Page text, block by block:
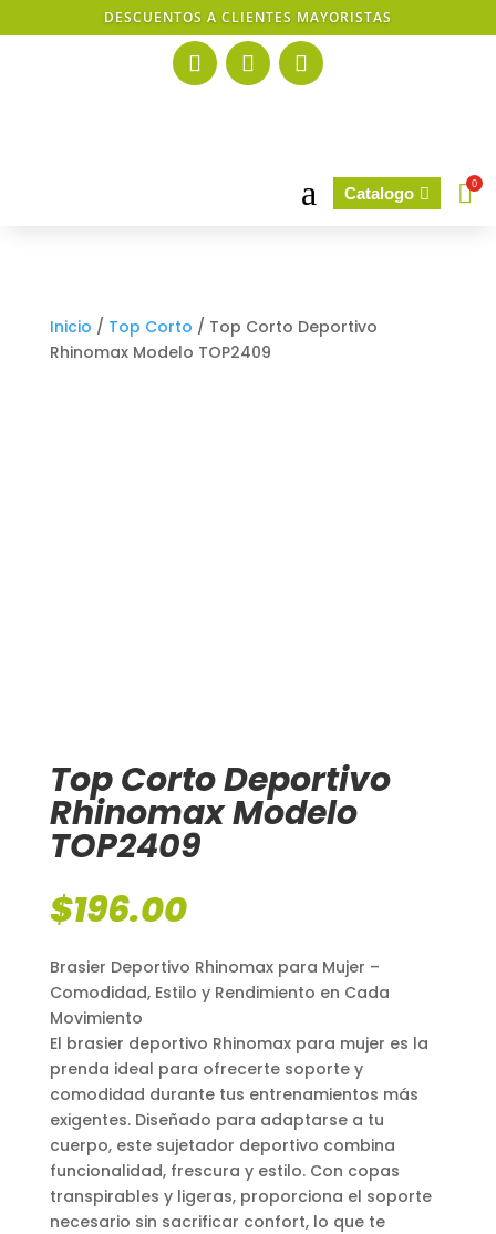
DESCUENTOS A CLIENTES MAYORISTAS
a Catalogo  0
Inicio / Top Corto / Top Corto Deportivo
Rhinomax Modelo TOP2409
Top Corto Deportivo
Rhinomax Modelo
TOP2409
$196.00
Brasier Deportivo Rhinomax para Mujer –
Comodidad, Estilo y Rendimiento en Cada
Movimiento
El brasier deportivo Rhinomax para mujer es la
prenda ideal para ofrecerte soporte y
comodidad durante tus entrenamientos más
exigentes. Diseñado para adaptarse a tu
cuerpo, este sujetador deportivo combina
funcionalidad, frescura y estilo. Con copas
transpirables y ligeras, proporciona el soporte
necesario sin sacrificar confort, lo que te